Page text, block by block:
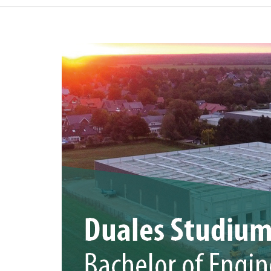
Chemische Produkte
Fensterbau
Bauhandwerk
Betriebsbedarf
Niederlassungen
Zertifikate